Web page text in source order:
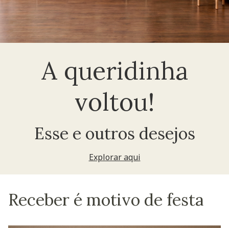
A queridinha
voltou!
Esse e outros desejos
Explorar aqui
Receber é motivo de festa